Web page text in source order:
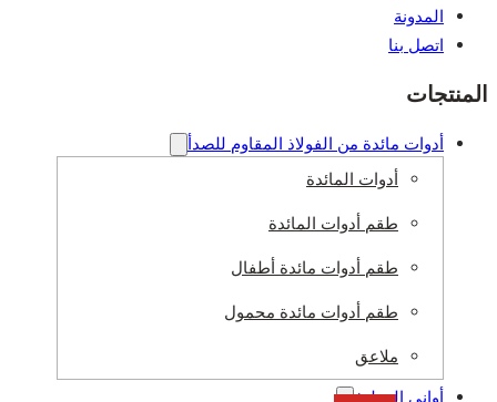
المدونة
اتصل بنا
أدوات مائدة من الفولاذ المقاوم للصدأ
أدوات المائدة
طقم أدوات المائدة
طقم أدوات مائدة أطفال
طقم أدوات مائدة محمول
ملاعق
أواني المطبخ